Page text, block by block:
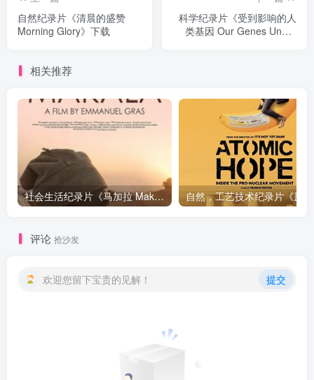
自然纪录片《清晨的盛赞
Morning Glory》下载
科学纪录片《受到影响的人
类基因 Our Genes Under
相关推荐
社会生活纪录片《马加拉 Makala》下载
评论 抢沙发
欢迎您留下宝贵的见解！ 提交